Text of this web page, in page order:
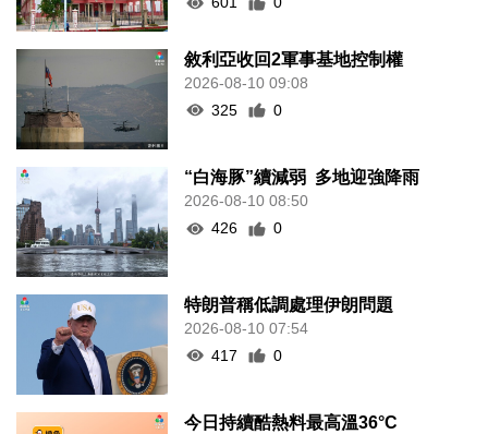
敘利亞收回2軍事基地控制權
2026-08-10 09:08
325
0
“白海豚”續減弱 多地迎強降雨
2026-08-10 08:50
426
0
特朗普稱低調處理伊朗問題
2026-08-10 07:54
417
0
今日持續酷熱料最高溫36°C